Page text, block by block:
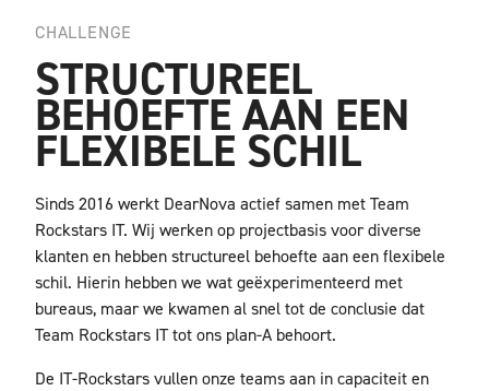
CHALLENGE
STRUCTUREEL
BEHOEFTE AAN EEN
FLEXIBELE SCHIL
Sinds 2016 werkt DearNova actief samen met Team
Rockstars IT. Wij werken op projectbasis voor diverse
klanten en hebben structureel behoefte aan een flexibele
schil. Hierin hebben we wat geëxperimenteerd met
bureaus, maar we kwamen al snel tot de conclusie dat
Team Rockstars IT tot ons plan-A behoort.
De IT-Rockstars vullen onze teams aan in capaciteit en